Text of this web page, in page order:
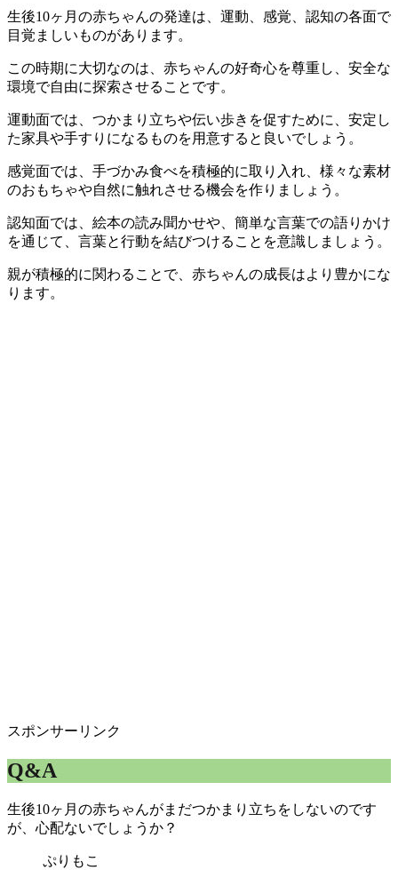
生後10ヶ月の赤ちゃんの発達は、運動、感覚、認知の各面で
目覚ましいものがあります。
この時期に大切なのは、赤ちゃんの好奇心を尊重し、安全な
環境で自由に探索させることです。
運動面では、つかまり立ちや伝い歩きを促すために、安定し
た家具や手すりになるものを用意すると良いでしょう。
感覚面では、手づかみ食べを積極的に取り入れ、様々な素材
のおもちゃや自然に触れさせる機会を作りましょう。
認知面では、絵本の読み聞かせや、簡単な言葉での語りかけ
を通じて、言葉と行動を結びつけることを意識しましょう。
親が積極的に関わることで、赤ちゃんの成長はより豊かにな
ります。
スポンサーリンク
Q&A
生後10ヶ月の赤ちゃんがまだつかまり立ちをしないのです
が、心配ないでしょうか？
ぷりもこ